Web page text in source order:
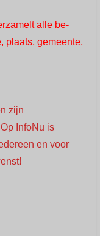
alle be­
plaats, ge­meente,
zijn
InfoNu is
en voor